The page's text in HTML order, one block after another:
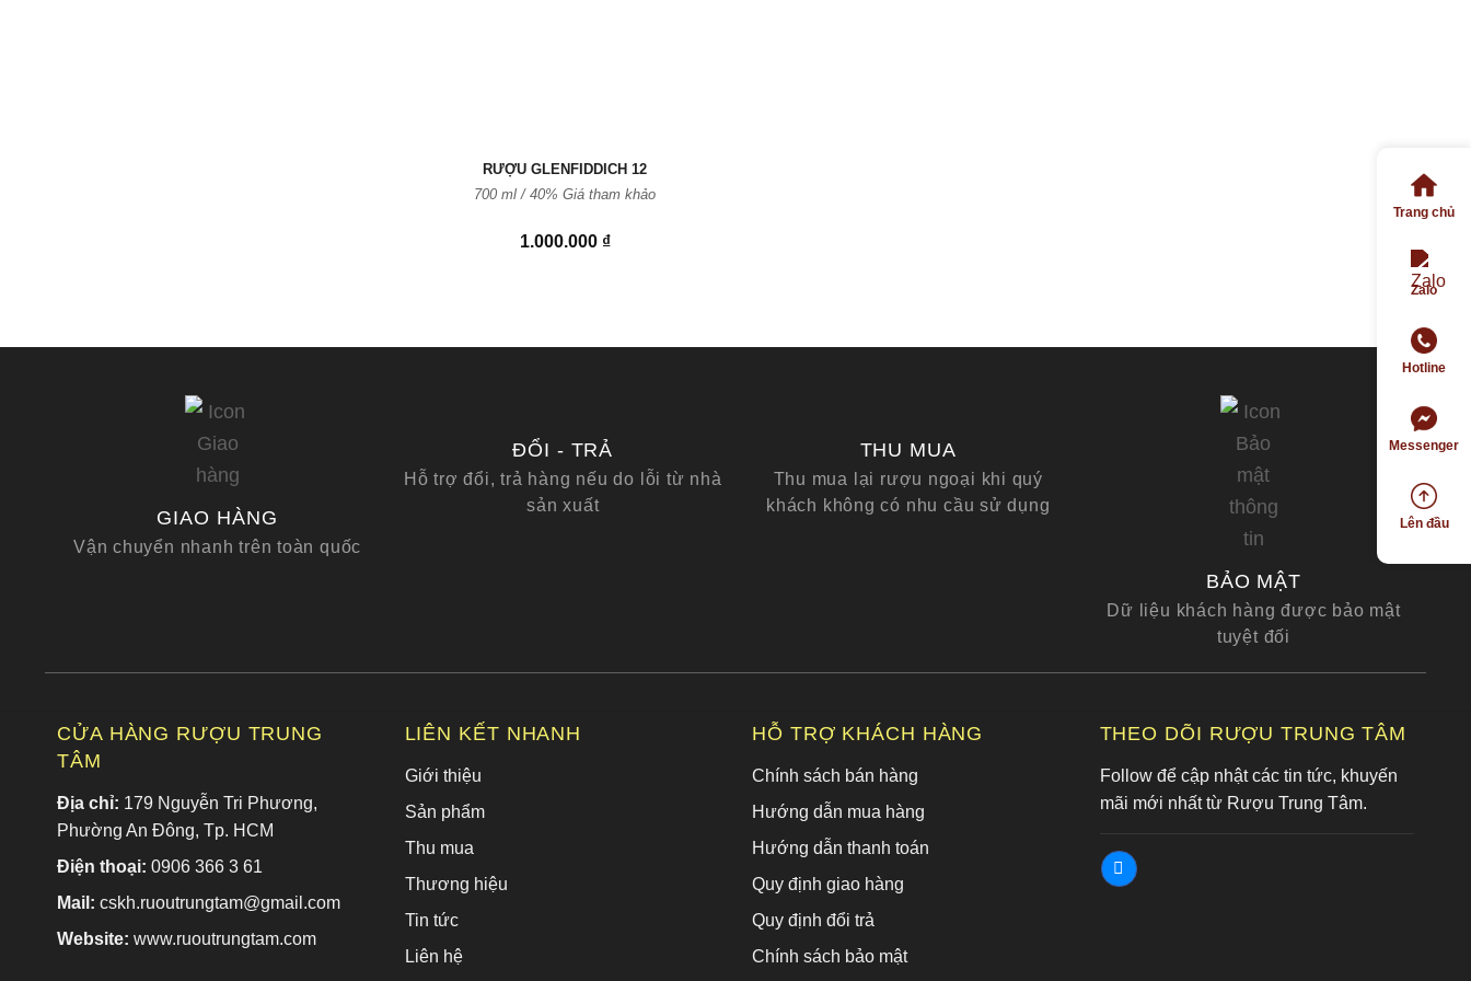
RƯỢU GLENFIDDICH 12
1.000.000 ₫
700 ml / 40% Giá tham khảo
GIAO HÀNG
Vận chuyển nhanh trên toàn quốc
ĐỔI - TRẢ
Hỗ trợ đổi, trả hàng nếu do lỗi từ nhà
sản xuất
THU MUA
Thu mua lại rượu ngoại khi quý
khách không có nhu cầu sử dụng
BẢO MẬT
Dữ liệu khách hàng được bảo mật
tuyệt đối
CỬA HÀNG RƯỢU TRUNG
TÂM
Địa chỉ: 179 Nguyễn Tri Phương,
Phường An Đông, Tp. HCM
Điện thoại: 0906 366 3 61
Mail: cskh.ruoutrungtam@gmail.com
Website: www.ruoutrungtam.com
LIÊN KẾT NHANH
Giới thiệu
Sản phẩm
Thu mua
Thương hiệu
Tin tức
Liên hệ
HỖ TRỢ KHÁCH HÀNG
Chính sách bán hàng
Hướng dẫn mua hàng
Hướng dẫn thanh toán
Quy định giao hàng
Quy định đổi trả
Chính sách bảo mật
THEO DÕI RƯỢU TRUNG TÂM
Follow để cập nhật các tin tức, khuyến
mãi mới nhất từ Rượu Trung Tâm.
Trang chủ
Zalo
Hotline
Messenger
Lên đầu